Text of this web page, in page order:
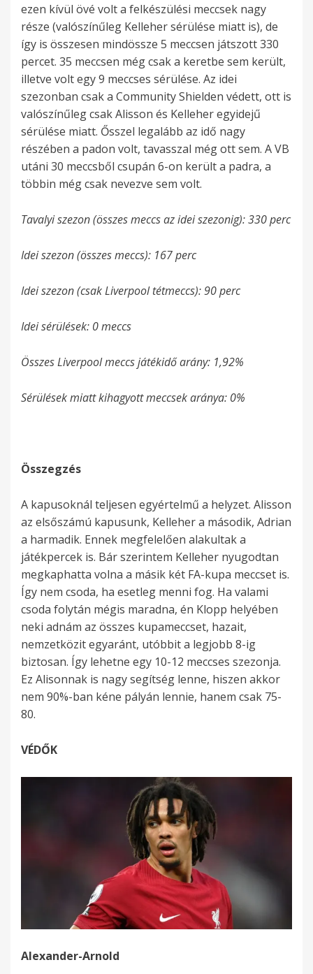
ezen kívül övé volt a felkészülési meccsek nagy
része (valószínűleg Kelleher sérülése miatt is), de
így is összesen mindössze 5 meccsen játszott 330
percet. 35 meccsen még csak a keretbe sem került,
illetve volt egy 9 meccses sérülése. Az idei
szezonban csak a Community Shielden védett, ott is
valószínűleg csak Alisson és Kelleher egyidejű
sérülése miatt. Ősszel legalább az idő nagy
részében a padon volt, tavasszal még ott sem. A VB
utáni 30 meccsből csupán 6-on került a padra, a
többin még csak nevezve sem volt.
Tavalyi szezon (összes meccs az idei szezonig): 330 perc
Idei szezon (összes meccs): 167 perc
Idei szezon (csak Liverpool tétmeccs): 90 perc
Idei sérülések: 0 meccs
Összes Liverpool meccs játékidő arány: 1,92%
Sérülések miatt kihagyott meccsek aránya: 0%
Összegzés
A kapusoknál teljesen egyértelmű a helyzet. Alisson
az elsőszámú kapusunk, Kelleher a második, Adrian
a harmadik. Ennek megfelelően alakultak a
játékpercek is. Bár szerintem Kelleher nyugodtan
megkaphatta volna a másik két FA-kupa meccset is.
Így nem csoda, ha esetleg menni fog. Ha valami
csoda folytán mégis maradna, én Klopp helyében
neki adnám az összes kupameccset, hazait,
nemzetközit egyaránt, utóbbit a legjobb 8-ig
biztosan. Így lehetne egy 10-12 meccses szezonja.
Ez Alisonnak is nagy segítség lenne, hiszen akkor
nem 90%-ban kéne pályán lennie, hanem csak 75-
80.
VÉDŐK
Alexander-Arnold